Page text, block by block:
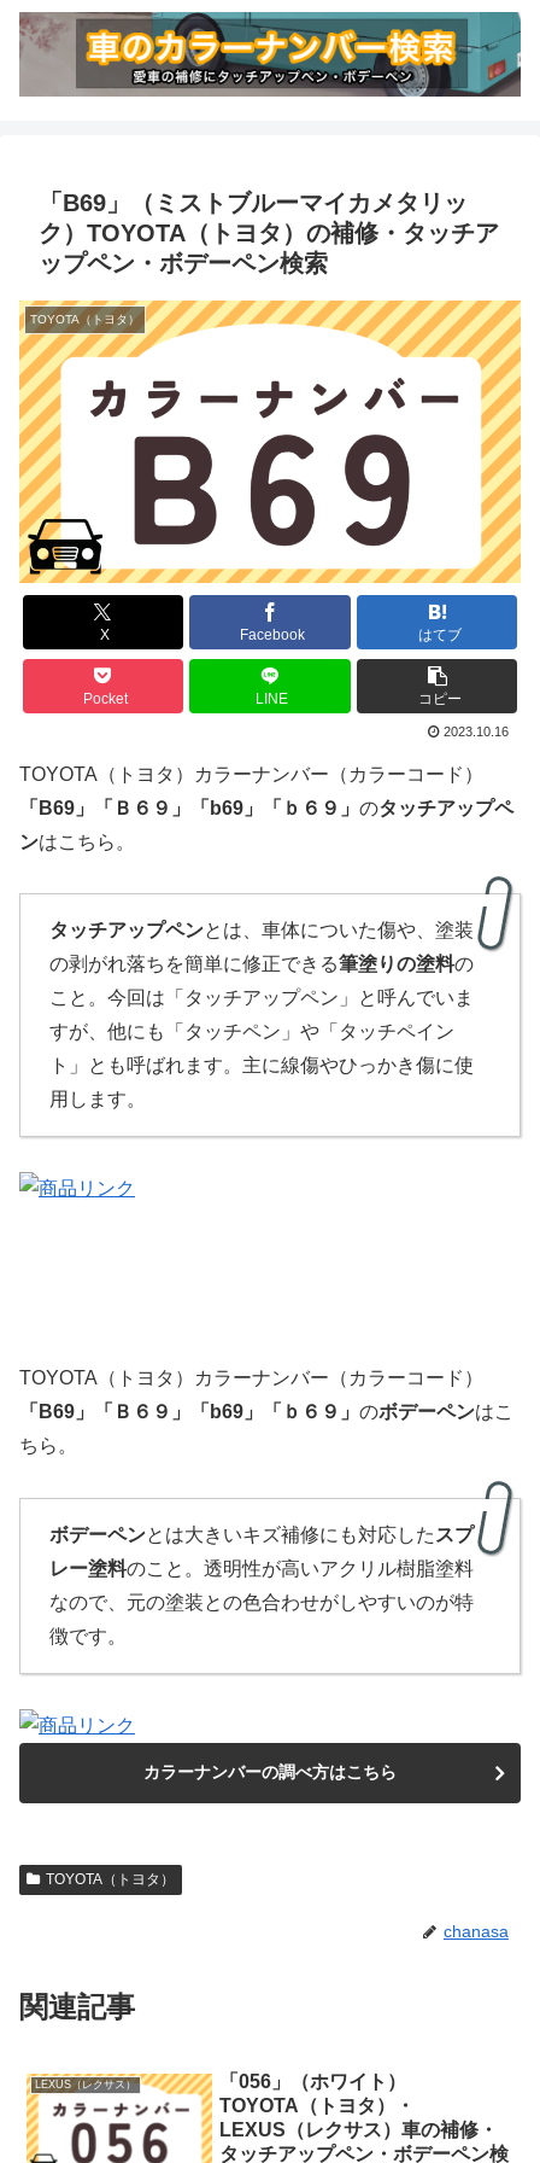
「B69」（ミストブルーマイカメタリッ
ク）TOYOTA（トヨタ）の補修・タッチア
ップペン・ボデーペン検索
TOYOTA（トヨタ）
X Facebook はてブ
Pocket LINE コピー
2023.10.16
TOYOTA（トヨタ）カラーナンバー（カラーコード）
「 B69」 「Ｂ６９」 「b69」「ｂ６９」 のタッチアップペ
ンはこちら。
タッチアップペンとは、車体についた傷や、塗装
の剥がれ落ちを簡単に修正できる筆塗りの塗料の
こと。今回は「タッチアップペン」と呼んでいま
すが、他にも「タッチペン」や「タッチペイン
ト」とも呼ばれます。主に線傷やひっかき傷に使
用します。
TOYOTA（トヨタ）カラーナンバー（カラーコード）
「B69」「Ｂ６９」「b69」「ｂ６９」 のボデーペンはこ
ちら。
ボデーペンとは大きいキズ補修にも対応した スプ
レー塗料のこと。透明性が高いアクリル樹脂塗料
なので、元の塗装との色合わせがしやすいのが特
徴です。
カラーナンバーの調べ方はこちら
TOYOTA（トヨタ）
chanasa
関連記事
LEXUS（レクサス）
「056」（ホワイト）
TOYOTA（トヨタ）・
LEXUS（レクサス）車の補修・
タッチアップペン・ボデーペン検